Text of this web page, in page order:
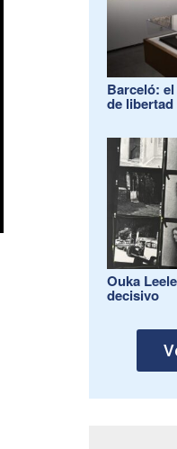
Barceló:
de libertad
Ouka
decisivo